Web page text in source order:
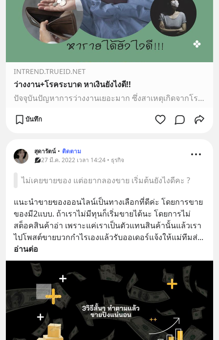
INTREND.TRUEID.NET
ว่างงาน+โรคระบาด หาเงินยังไงดี!!
ปัจจุบันปัญหาการว่างงานเยอะมาก ซึ่งสาเหตุเกิดจากโรคระบาดโควิด-19. ซึ่งมีผลกระทบต่อรายได้ของประชาชนเป็นอย่างมาก ทำให้คนไม่มีงานทำ ไม่มีเงินใช้ วันนี้เลยจะมาแนะนำงานที่ไม่ต้องไปทำข้างนอก สามารถทำในบ้านส
บันทึก
สุดารัตน์ • ติดตาม
27 มี.ค. 2022 เวลา 14:24 • ธุรกิจ
ไม่เคยขายของ แต่อยากลองขาย เริ่มต้นยังไงดีคะ ?
แนะนำขายของออนไลน์เป็นทางเลือกที่ดีค่ะ โดยการขาย
ของมี2แบบ. ถ้าเราไม่มีทุนก็เริ่มขายได้นะ โดยการไม่
สต็อคสินค้าอ่า เพราะแค่เราเป็นตัวแทนสินค้านั้นแล้วเรา
ไปโพสต์ขายบวกกำไรเองแล้วรับออเดอร์แจ้งให้แม่ทีมส่
อ่านต่อ